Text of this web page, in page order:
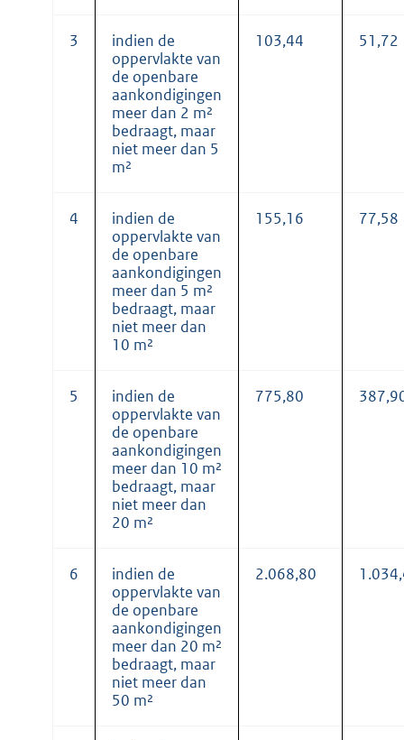
3
indien de
oppervlakte van
de openbare
aankondigingen
meer dan 2 m²
bedraagt, maar
niet meer dan 5
m²
103,44 51,72
4
indien de
oppervlakte van
de openbare
aankondigingen
meer dan 5 m²
bedraagt, maar
niet meer dan
10 m²
155,16 77,58
5
indien de
oppervlakte van
de openbare
aankondigingen
meer dan 10 m²
bedraagt, maar
niet meer dan
20 m²
775,80
6
indien de
oppervlakte van
de openbare
aankondigingen
meer dan 20 m²
bedraagt, maar
niet meer dan
50 m²
2.068,80